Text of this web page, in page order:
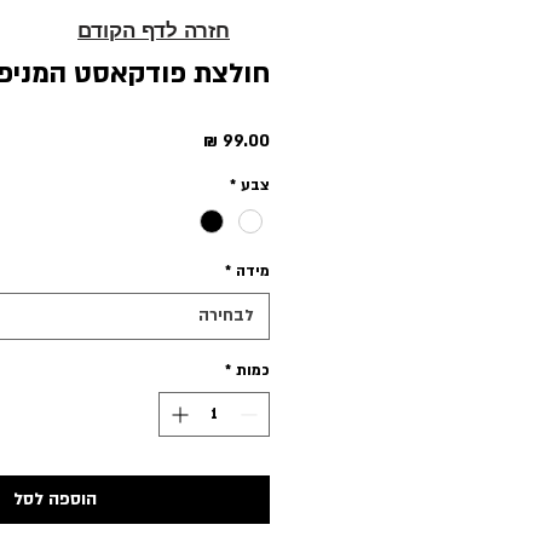
חולצת פודקאסט
צבע *
מידה *
לבחירה
כמות *
הוספה לסל
חזרה לדף הקודם